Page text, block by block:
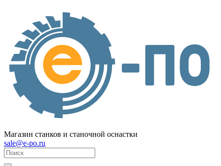
Магазин станков и станочной оснастки
sale@e-po.ru